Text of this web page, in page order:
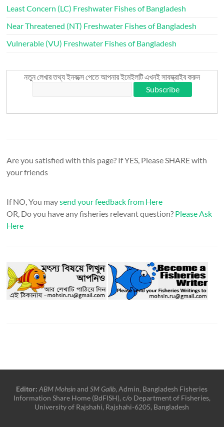
Least Concern (LC) Freshwater Fishes of Bangladesh
Near Threatened (NT) Freshwater Fishes of Bangladesh
Vulnerable (VU) Freshwater Fishes of Bangladesh
নতুন লেখার তথ্য ইনবক্সে পেতে আপনার ইমেইলটি এখনই সাবস্ক্রাইব করুন
Are you satisfied with this page? If YES, Please SHARE with
your friends
If NO, You maysend your feedback from Here
OR, Do you have any fisheries relevant question? Please Ask
Here
Editor: ABM MohsinandSM Galib, Admin, Bangladesh Fisheries
Information Share Home (BdFISH), c/o Department of Fisheries,
University of Rajshahi, Rajshahi-6205, Bangladesh